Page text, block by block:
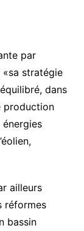
par
«sa stratégie
dans
production
ailleurs
réformes
bassin